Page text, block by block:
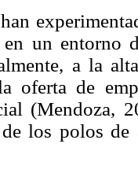
un entorno
a la
oferta de
(Mendoza,
los polos de